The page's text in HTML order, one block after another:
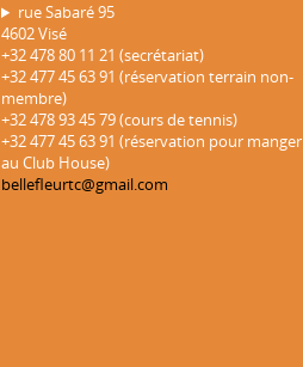
rue Sabaré 95
4602 Visé
+32 478 80 11 21 (secrétariat)
+32 477 45 63 91 (réservation terrain non-
membre)
+32 478 93 45 79 (cours de tennis)
+32 477 45 63 91 (réservation pour manger
au Club House)
bellefleurtc@gmail.com